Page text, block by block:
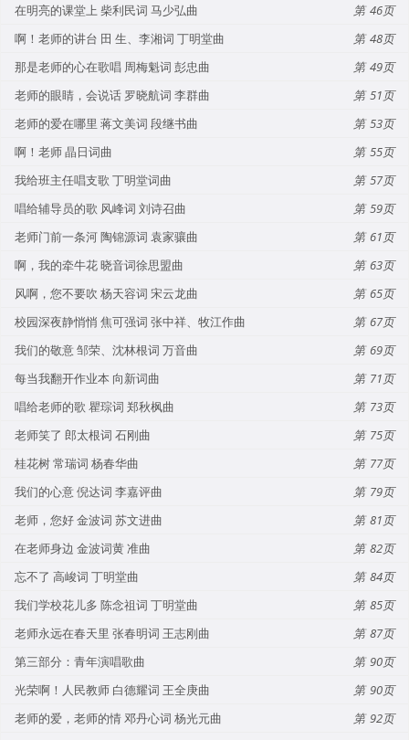
在明亮的课堂上 柴利民词 马少弘曲
46
啊！老师的讲台 田 生、李湘词 丁明堂曲
48
那是老师的心在歌唱 周梅魁词 彭忠曲
49
老师的眼睛，会说话 罗晓航词 李群曲
51
老师的爱在哪里 蒋文美词 段继书曲
53
啊！老师 晶日词曲
55
我给班主任唱支歌 丁明堂词曲
57
唱给辅导员的歌 风峰词 刘诗召曲
59
老师门前一条河 陶锦源词 袁家骧曲
61
啊，我的牵牛花 晓音词徐思盟曲
63
风啊，您不要吹 杨天容词 宋云龙曲
65
校园深夜静悄悄 焦可强词 张中祥、牧江作曲
67
我们的敬意 邹荣、沈林根词 万音曲
69
每当我翻开作业本 向新词曲
71
唱给老师的歌 瞿琮词 郑秋枫曲
73
老师笑了 郎太根词 石刚曲
75
桂花树 常瑞词 杨春华曲
77
我们的心意 倪达词 李嘉评曲
79
老师，您好 金波词 苏文进曲
81
在老师身边 金波词黄 准曲
82
忘不了 高峻词 丁明堂曲
84
我们学校花儿多 陈念祖词 丁明堂曲
85
老师永远在春天里 张春明词 王志刚曲
87
第三部分：青年演唱歌曲
90
光荣啊！人民教师 白德耀词 王全庚曲
90
老师的爱，老师的情 邓丹心词 杨光元曲
92